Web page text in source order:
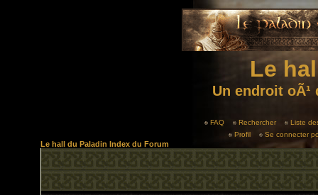
Le
Un endroit
FAQ Rechercher
Liste
Profil
Se connecter
Le hall du Paladin Index du Forum